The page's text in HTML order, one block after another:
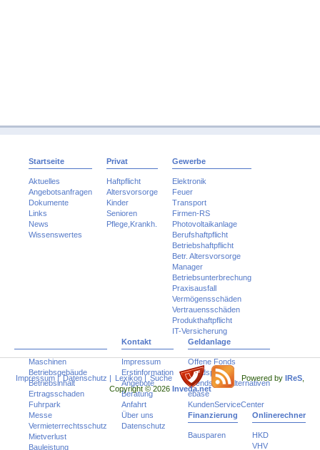
Startseite
Aktuelles
Angebotsanfragen
Dokumente
Links
News
Wissenswertes
Privat
Haftpflicht
Altersvorsorge
Kinder
Senioren
Pflege,Krankh.
Gewerbe
Elektronik
Feuer
Transport
Firmen-RS
Photovoltaikanlage
Berufshaftpflicht
Betriebshaftpflicht
Betr. Altersvorsorge
Manager
Betriebsunterbrechung
Praxisausfall
Vermögensschäden
Vertrauensschäden
Produkthaftpflicht
IT-Versicherung
Maschinen
Betriebsgebäude
Betriebsinhalt
Ertragsschaden
Fuhrpark
Messe
Vermieterrechtsschutz
Mietverlust
Bauleistung
Kontakt
Impressum
Erstinformation
Angebote
Beratung
Anfahrt
Über uns
Datenschutz
Geldanlage
Offene Fonds
Fondspolicen
Trends und Alternativen
ebase
KundenServiceCenter
Finanzierung
Bausparen
Onlinerechner
HKD
VHV
Impressum| Datenschutz | Lexikon| Suche Powered by IReS
Copyright © 2026 Inveda.net